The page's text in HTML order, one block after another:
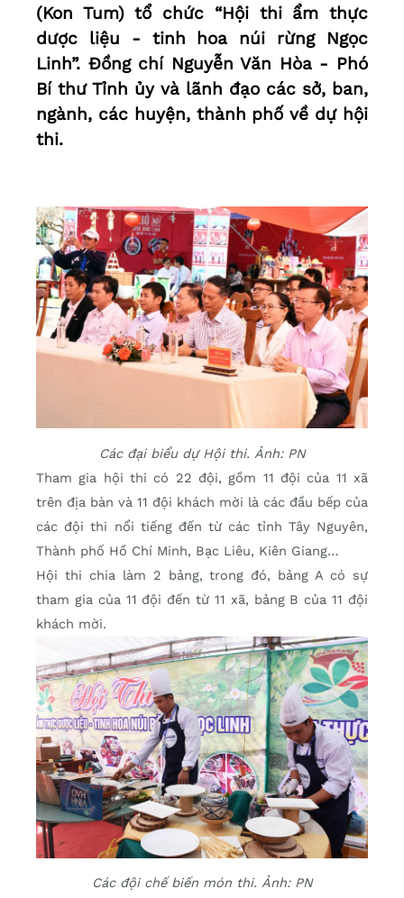
(Kon Tum) tổ chức “Hội thi ẩm thực
dược liệu - tinh hoa núi rừng Ngọc
Linh”. Đồng chí Nguyễn Văn Hòa - Phó
Bí thư Tỉnh ủy và lãnh đạo các sở, ban,
ngành, các huyện, thành phố về dự hội
thi.
Các đại biểu dự Hội thi. Ảnh: PN
Tham gia hội thi có 22 đội, gồm 11 đội của 11 xã
trên địa bàn và 11 đội khách mời là các đầu bếp của
các đội thi nổi tiếng đến từ các tỉnh Tây Nguyên,
Thành phố Hồ Chí Minh, Bạc Liêu, Kiên Giang…
Hội thi chia làm 2 bảng, trong đó, bảng A có sự
tham gia của 11 đội đến từ 11 xã, bảng B của 11 đội
khách mời.
Các đội chế biến món thi. Ảnh: PN